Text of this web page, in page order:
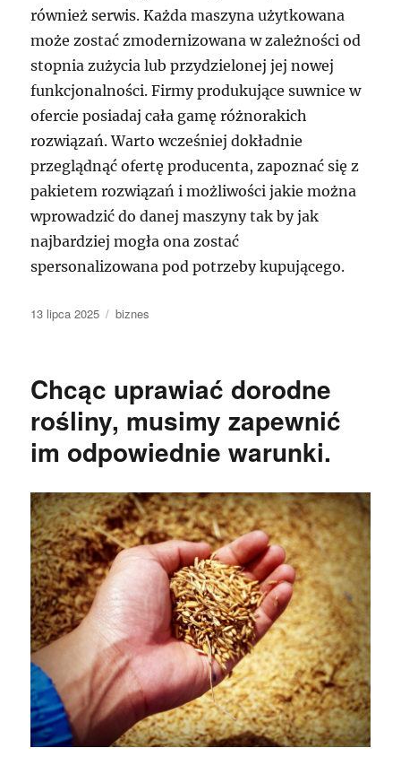
również serwis. Każda maszyna użytkowana
może zostać zmodernizowana w zależności od
stopnia zużycia lub przydzielonej jej nowej
funkcjonalności. Firmy produkujące suwnice w
ofercie posiadaj cała gamę różnorakich
rozwiązań. Warto wcześniej dokładnie
przeglądnąć ofertę producenta, zapoznać się z
pakietem rozwiązań i możliwości jakie można
wprowadzić do danej maszyny tak by jak
najbardziej mogła ona zostać
spersonalizowana pod potrzeby kupującego.
Data
13 lipca 2025 Kategorie
biznes
Chcąc uprawiać dorodne
rośliny, musimy zapewnić
im odpowiednie warunki.